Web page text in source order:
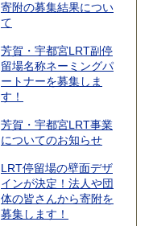
寄附の募集結果につい
て
芳賀・宇都宮LRT副停
留場名称ネーミングパ
ートナーを募集しま
す！
芳賀・宇都宮LRT事業
についてのお知らせ
LRT停留場の壁面デザ
インが決定！法人や団
体の皆さんから寄附を
募集します！